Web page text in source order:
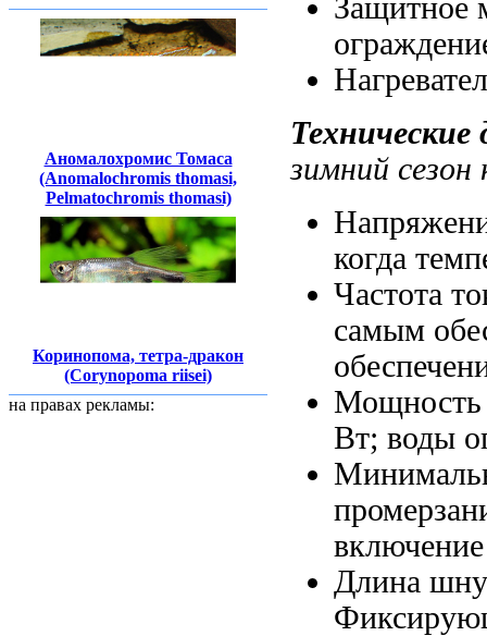
Аномалохромис Томаса
(Anomalochromis thomasi,
Pelmatochromis thomasi)
Коринопома, тетра-дракон
(Corynopoma riisei)
на правах рекламы:
Защитное
зимний сезон
когда
Частота
самым
Вт; воды
включение
Длина